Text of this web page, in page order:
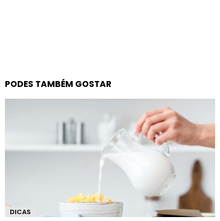
PODES TAMBÉM GOSTAR
DICAS